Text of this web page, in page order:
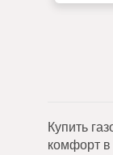
Купить
комфорт